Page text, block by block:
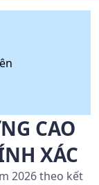
CAO
XÁC
2026 theo kết